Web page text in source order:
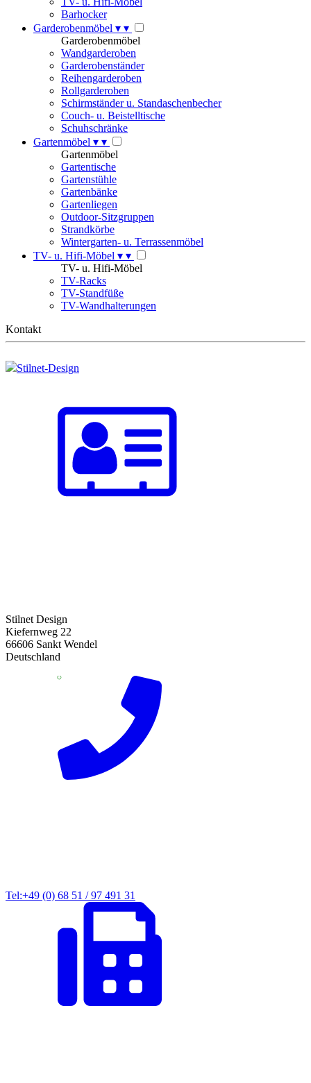
Barhocker
Garderobenmöbel ▾ ▾
Garderobenmöbel
Wandgarderoben
Garderobenständer
Reihengarderoben
Rollgarderoben
Schirmständer u. Standaschenbecher
Couch- u. Beistelltische
Schuhschränke
Gartenmöbel ▾ ▾
Gartenmöbel
Gartentische
Gartenstühle
Gartenbänke
Gartenliegen
Outdoor-Sitzgruppen
Strandkörbe
Wintergarten- u. Terrassenmöbel
TV- u. Hifi-Möbel ▾ ▾
TV- u. Hifi-Möbel
TV-Racks
TV-Standfüße
TV-Wandhalterungen
Kontakt
Stilnet-Design
Stilnet Design
Kiefernweg 22
66606 Sankt Wendel
Deutschland
Tel:+49 (0) 68 51 / 97 491 31